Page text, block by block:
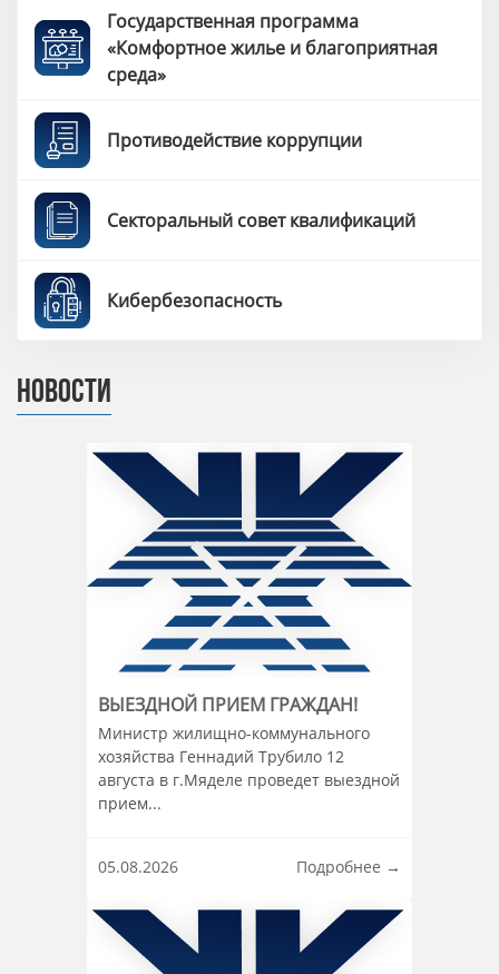
Государственная программа
«Комфортное жилье и благоприятная
среда»
Противодействие коррупции
Секторальный совет квалификаций
Кибербезопасность
НОВОСТИ
ВЫЕЗДНОЙ ПРИЕМ ГРАЖДАН!
Информация о материале
Министр жилищно-коммунального
хозяйства Геннадий Трубило 12
августа в г.Мяделе проведет выездной
прием...
05.08.2026 Подробнее →